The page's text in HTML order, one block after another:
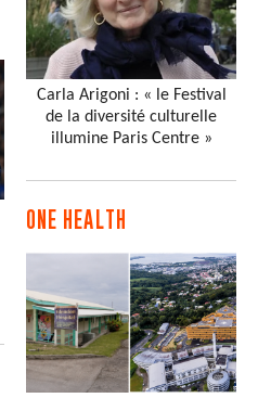
Carla Arigoni : « le Festival
de la diversité culturelle
illumine Paris Centre »
ONE HEALTH